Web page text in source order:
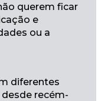
querem ficar
e
ou a
diferentes
desde recém-